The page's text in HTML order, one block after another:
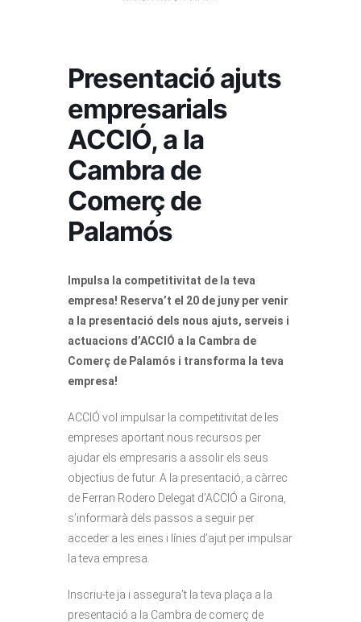
Presentació ajuts
empresarials
ACCIÓ, a la
Cambra de
Comerç de
Palamós
Impulsa la competitivitat de la teva
empresa! Reserva’t el 20 de juny per venir
a la presentació dels nous ajuts, serveis i
actuacions d’ACCIÓ a la Cambra de
Comerç de Palamós i transforma la teva
empresa!
ACCIÓ vol impulsar la competitivitat de les
empreses aportant nous recursos per
ajudar els empresaris a assolir els seus
objectius de futur. A la presentació, a càrrec
de Ferran Rodero Delegat d’ACCIÓ a Girona,
s’informarà dels passos a seguir per
acceder a les eines i línies d’ajut per impulsar
la teva empresa.
Inscriu-te ja i assegura’t la teva plaça a la
presentació a la Cambra de comerç de